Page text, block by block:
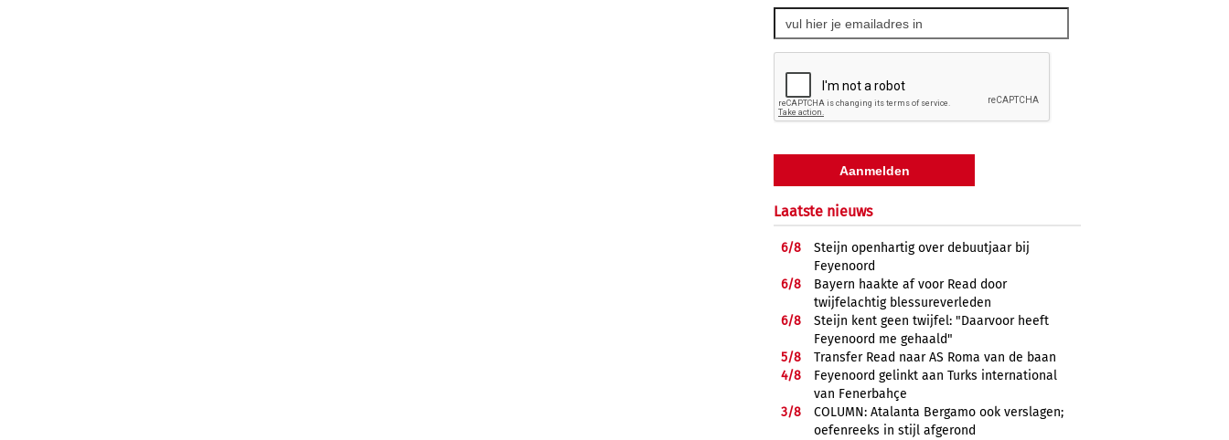
Laatste nieuws
6/8
Steijn openhartig over debuutjaar bij
Feyenoord
6/8
Bayern haakte af voor Read door
twijfelachtig blessureverleden
6/8
Steijn kent geen twijfel: "Daarvoor heeft
Feyenoord me gehaald"
5/8
Transfer Read naar AS Roma van de baan
4/8
Feyenoord gelinkt aan Turks international
van Fenerbahçe
3/8
COLUMN: Atalanta Bergamo ook verslagen;
oefenreeks in stijl afgerond